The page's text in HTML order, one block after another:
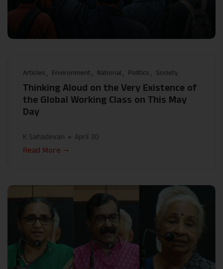
Articles Environment National Politics Society
Thinking Aloud on the Very Existence of
the Global Working Class on This May
Day
K Sahadevan April 30
Read More